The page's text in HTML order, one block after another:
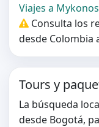
Viajes a Mykonos
Consulta los
desde Colombia
Tours y
La búsqueda
desde Bogotá,